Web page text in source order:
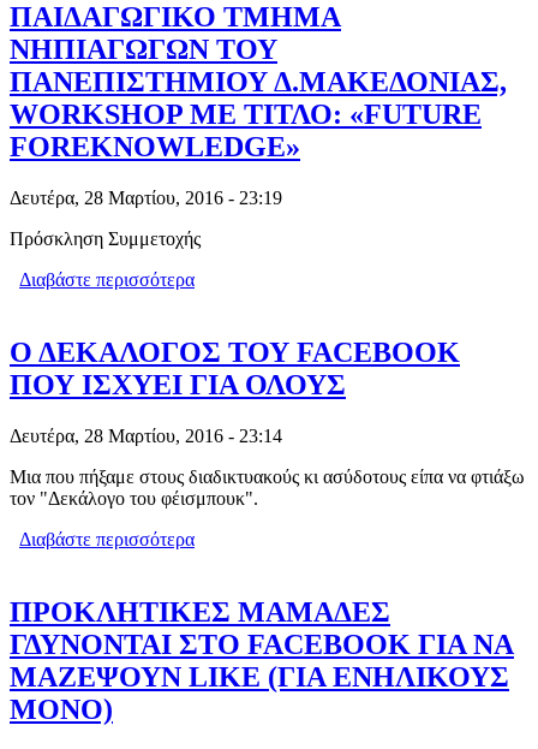
ΠΑΙΔΑΓΩΓΙΚΟ ΤΜΗΜΑ
ΝΗΠΙΑΓΩΓΩΝ ΤΟΥ
ΠΑΝΕΠΙΣΤΗΜΙΟΥ Δ.ΜΑΚΕΔΟΝΙΑΣ,
WORKSHOP ΜΕ ΤΙΤΛΟ: «FUTURE
FOREKNOWLEDGE»
Δευτέρα, 28 Μαρτίου, 2016 - 23:19
Πρόσκληση Συμμετοχής
Διαβάστε περισσότερα
ΤΙΤΛΟ: «FUTURE FOREKNOWLEDGE»
Ο ΔΕΚΑΛΟΓΟΣ ΤΟΥ FACEBOOK
ΠΟΥ ΙΣΧΥΕΙ ΓΙΑ ΟΛΟΥΣ
Δευτέρα, 28 Μαρτίου, 2016 - 23:14
Μια που πήξαμε στους διαδικτυακούς κι ασύδοτους είπα να φτιάξω
τον "Δεκάλογο του φέισμπουκ".
Διαβάστε περισσότερα
ΠΡΟΚΛΗΤΙΚΕΣ ΜΑΜΑΔΕΣ
ΓΔΥΝΟΝΤΑΙ ΣΤΟ FACEBOOK ΓΙΑ ΝΑ
ΜΑΖΕΨΟΥΝ LIKE (ΓΙΑ ΕΝΗΛΙΚΟΥΣ
ΜΟΝΟ)